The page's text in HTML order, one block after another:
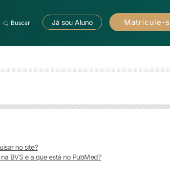
Buscar Já sou Aluno Matricule-
no site?
BVS e a que está no PubMed?